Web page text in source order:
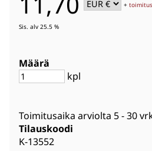
+
Sis. alv 25.5 %
Määrä
kpl
Toimitusaika arviolta 5 - 30
Tilauskoodi
K-13552